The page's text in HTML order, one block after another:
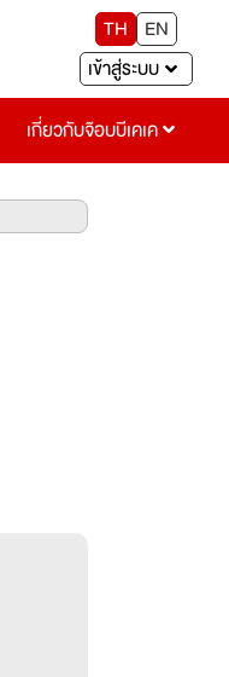
TH
EN
เข้าสู่ระบบ
เกี่ยวกับจ๊อบบีเคเค